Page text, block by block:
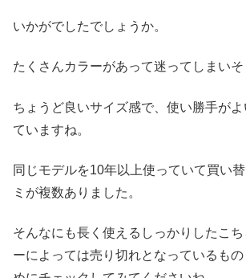
いかがでしたでしょうか。
たくさんカラーがあって迷ってしまいそ
ちょうど良いサイズ感で、使い勝手が
ていますね。
同じモデルを10年以上使っていて買い
ミが複数ありました。
そんなにも長く使えるしっかりしたこ
ーによっては売り切れとなっているも